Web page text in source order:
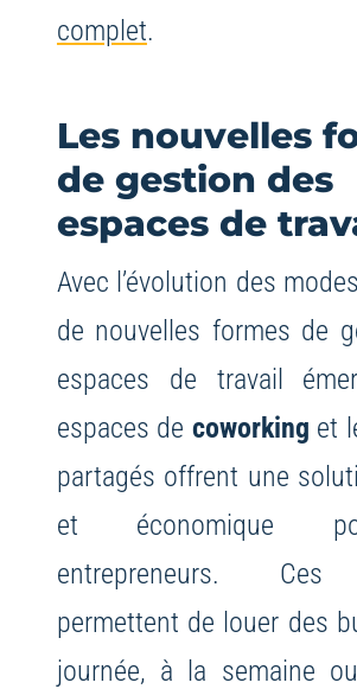
complet.
Les nouvelles
de gestion des
espaces de
Avec l’évolution des
de nouvelles formes de
espaces de travail
espaces de coworking et
partagés offrent une
et économique
entrepreneurs. Ces
permettent de louer des
journée, à la semaine